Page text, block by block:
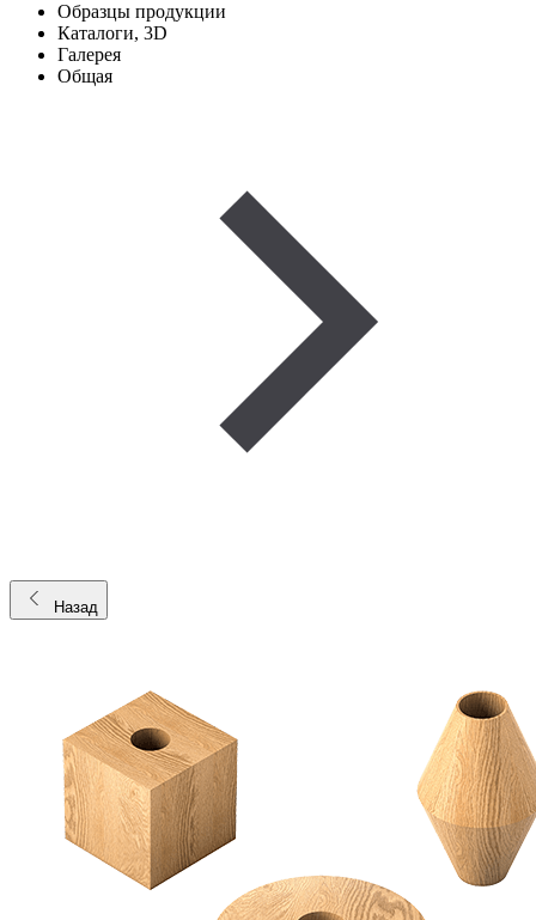
Образцы продукции
Каталоги, 3D
Галерея
Общая
Назад